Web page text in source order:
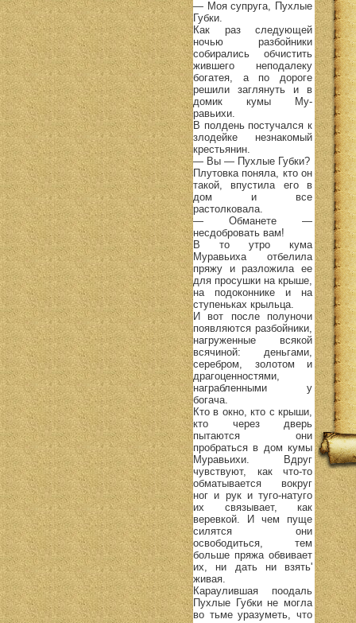
— Моя супруга, Пухлые
Губки.
Как раз следующей
ночью разбойники
собирались обчистить
жившего неподалеку
богатея, а по дороге
решили заглянуть и в
домик кумы Му-
равьихи.
В полдень постучался к
злодейке незнакомый
крестьянин.
— Вы — Пухлые Губки?
Плутовка поняла, кто он
такой, впустила его в
дом и все
растолковала.
— Обманете —
несдобровать вам!
В то утро кума
Муравьиха отбелила
пряжу и разложила ее
для просушки на крыше,
на подоконнике и на
ступеньках крыльца.
И вот после полуночи
появляются разбойники,
нагруженные всякой
всячиной: деньгами,
серебром, золотом и
драгоценностями,
награбленными у
богача.
Кто в окно, кто с крыши,
кто через дверь
пытаются они
пробраться в дом кумы
Муравьихи. Вдруг
чувствуют, как что-то
обматывается вокруг
ног и рук и туго-натуго
их связывает, как
веревкой. И чем пуще
силятся они
освободиться, тем
больше пряжа обвивает
их, ни дать ни взять'
живая.
Караулившая поодаль
Пухлые Губки не могла
во тьме уразуметь, что